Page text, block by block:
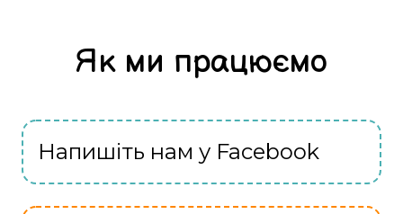
Як ми працюємо
Напишіть нам у Facebook